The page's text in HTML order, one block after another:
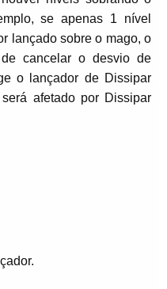
se apenas 1 nível
lançado sobre o mago, o
cancelar o desvio de
o lançador de Dissipar
afetado por Dissipar